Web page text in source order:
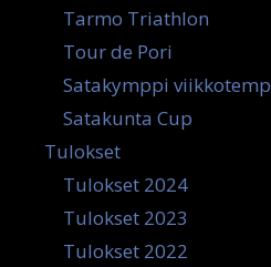
Tarmo Triathlon
Tour de Pori
Satakymppi
Satakunta Cup
Tulokset
Tulokset 2024
Tulokset 2023
Tulokset 2022